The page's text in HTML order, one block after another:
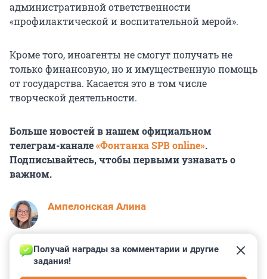
административной ответственности
«профилактической и воспитательной мерой».
Кроме того, иноагенты не смогут получать не
только финансовую, но и имущественную помощь
от государства. Касается это в том числе
творческой деятельности.
Больше новостей в нашем официальном
телеграм-канале«Фонтанка SPB online».
Подписывайтесь, чтобы первыми узнавать о
важном.
Ампелонская Алина
Получай награды за комментарии и другие
задания!